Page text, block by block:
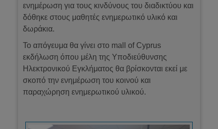
ενημέρωση για τους κινδύνους του διαδικτύου και
δόθηκε στους μαθητές ενημερωτικό υλικό και
δωράκια.
Το απόγευμα θα γίνει στο mall of Cyprus
εκδήλωση όπου μέλη της Υποδιεύθυνσης
Ηλεκτρονικού Εγκλήματος θα βρίσκονται εκεί με
σκοπό την ενημέρωση του κοινού και
παραχώρηση ενημερωτικού υλικού.